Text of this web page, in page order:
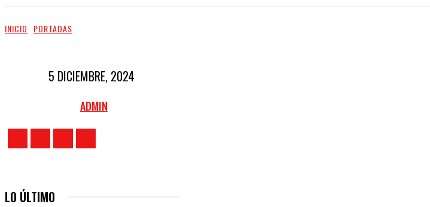
INICIO PORTADAS
5 DICIEMBRE, 2024
ADMIN
LO ÚLTIMO